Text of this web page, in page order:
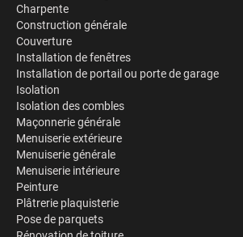
Charpente
Construction générale
Couverture
Installation de fenêtres
Installation de portail ou porte de garage
Isolation
Isolation des combles
Maçonnerie générale
Menuiserie extérieure
Menuiserie générale
Menuiserie intérieure
Peinture
Plâtrerie plaquisterie
Pose de parquets